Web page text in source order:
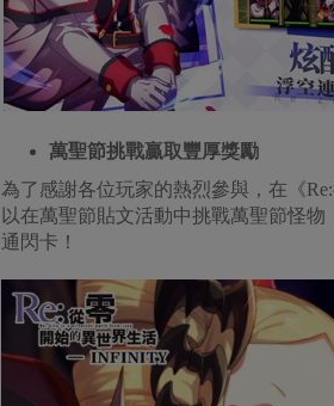
萬聖節挑戰贏取豐厚獎勵
為了感謝各位玩家的熱烈參與，在《
以在萬聖節貼文活動中挑戰萬聖節怪
通閃卡！